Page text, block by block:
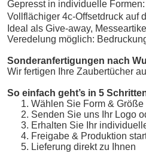
Gepresst in individuelle
Vollflächiger 4c-Offsetdruck auf
Ideal als Give-away,
Veredelung möglich:
Sonderanfertigungen nach
Wir fertigen IhreZaubertücher
So einfach geht’s in 5
Wählen Sie Form & Größe
Senden Sie uns Ihr Logo
Erhalten Sie Ihr
Freigabe & Produktion
Lieferung direkt zu Ihnen